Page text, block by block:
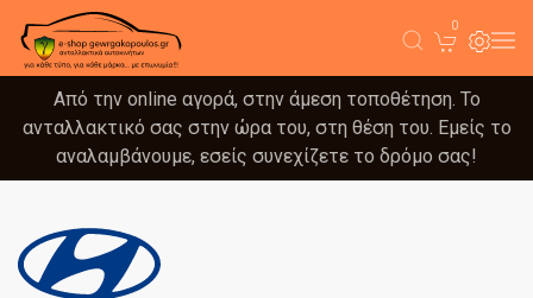
0
Από την online αγορά, στην άμεση τοποθέτηση. Το
ανταλλακτικό σας στην ώρα του, στη θέση του. Εμείς το
αναλαμβάνουμε, εσείς συνεχίζετε το δρόμο σας!